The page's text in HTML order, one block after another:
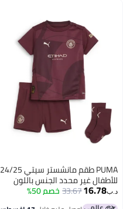
PUMA طقم مانشستر سيتي 24/25
للأطفال غير محدد الجنس باللون
الأحمر الثالث
د.ب‏16.78
33.67خصم 50%